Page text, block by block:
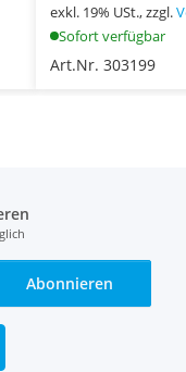
exkl. 19% USt., zzgl.
Sofort verfügbar
Art.Nr. 303199
Abonnieren